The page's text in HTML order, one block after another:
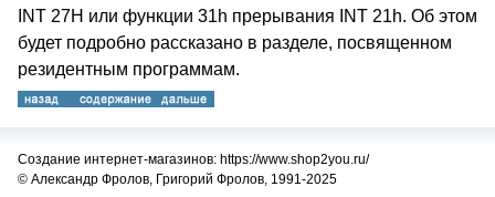
INT 27H или функции 31h прерывания INT 21h. Об этом
будет подробно рассказано в разделе, посвященном
резидентным программам.
Создание интернет-магазинов: https://www.shop2you.ru/
© Александр Фролов, Григорий Фролов, 1991-2025